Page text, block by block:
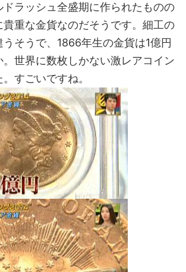
ドラッシュ全盛期に作られたものの
貴重な金貨なのだそうです。細工の
そうで、1866年生の金貨は1億円
。世界に数枚しかない激レアコイン
すごいですね。